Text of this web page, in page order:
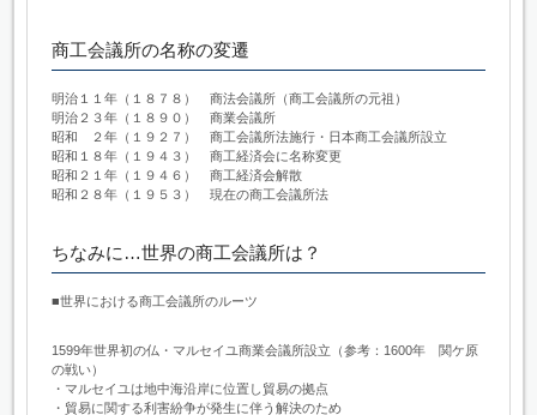
商工会議所の名称の変遷
明治１１年（１８７８） 商法会議所（商工会議所の元祖）
明治２３年（１８９０） 商業会議所
昭和 ２年（１９２７） 商工会議所法施行・日本商工会議所設立
昭和１８年（１９４３） 商工経済会に名称変更
昭和２１年（１９４６） 商工経済会解散
昭和２８年（１９５３） 現在の商工会議所法
ちなみに…世界の商工会議所は？
■世界における商工会議所のルーツ
1599年世界初の仏・マルセイユ商業会議所設立（参考：1600年 関ケ原
の戦い）
・マルセイユは地中海沿岸に位置し貿易の拠点
・貿易に関する利害紛争が発生に伴う解決のため